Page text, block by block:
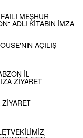
MEŞHUR
ADLI KİTABIN İMZA
AÇILIŞ
İL
ZİYARET
ZİYARET